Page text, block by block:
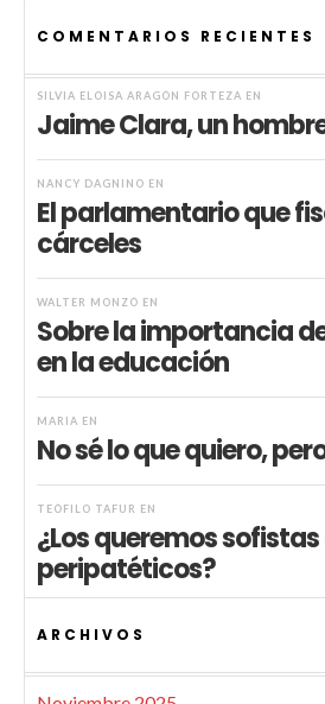
COMENTARIOS RECIENTES
SILVIA ELOISA ARAGÓN FORTEZA EN
Jaime Clara, un
NANCY DAGNINO EN
El parlamentario que
cárceles
WALTER MONZÓ EN
Sobre la importancia
en la educación
MARIA EN
No sé lo que quiero,
TEÓFILO TAFUR EN
¿Los queremos sofistas
peripatéticos?
ARCHIVOS